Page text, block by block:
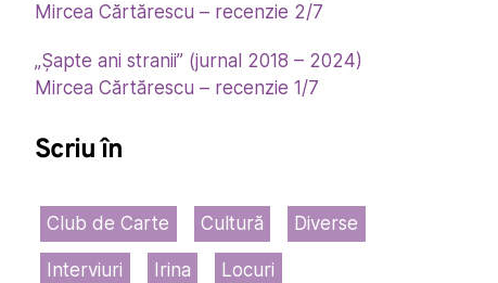
Mircea Cărtărescu – recenzie 2/7
„Șapte ani stranii” (jurnal 2018 – 2024)
Mircea Cărtărescu – recenzie 1/7
Scriu în
Club de Carte Cultură Diverse
Interviuri Irina Locuri